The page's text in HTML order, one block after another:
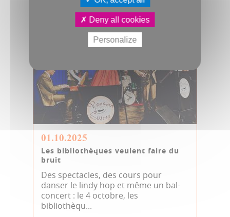
01.10.2025
Les bibliothèques veulent faire du
bruit
Des spectacles, des cours pour
danser le lindy hop et même un bal-
concert : le 4 octobre, les
bibliothèqu...
Deny all cookies
Personalize